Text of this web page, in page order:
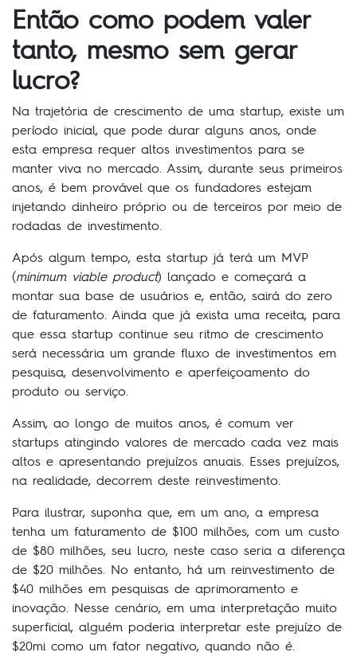
Então como podem valer
tanto, mesmo sem gerar
lucro?
Na trajetória de crescimento de uma startup, existe um
período inicial, que pode durar alguns anos, onde
esta empresa requer altos investimentos para se
manter viva no mercado. Assim, durante seus primeiros
anos, é bem provável que os fundadores estejam
injetando dinheiro próprio ou de terceiros por meio de
rodadas de investimento.
Após algum tempo, esta startup já terá um MVP
(minimum viable product) lançado e começará a
montar sua base de usuários e, então, sairá do zero
de faturamento. Ainda que já exista uma receita, para
que essa startup continue seu ritmo de crescimento
será necessária um grande fluxo de investimentos em
pesquisa, desenvolvimento e aperfeiçoamento do
produto ou serviço.
Assim, ao longo de muitos anos, é comum ver
startups atingindo valores de mercado cada vez mais
altos e apresentando prejuízos anuais. Esses prejuízos,
na realidade, decorrem deste reinvestimento.
Para ilustrar, suponha que, em um ano, a empresa
tenha um faturamento de $100 milhões, com um custo
de $80 milhões, seu lucro, neste caso seria a diferença
de $20 milhões. No entanto, há um reinvestimento de
$40 milhões em pesquisas de aprimoramento e
inovação. Nesse cenário, em uma interpretação muito
superficial, alguém poderia interpretar este prejuízo de
$20mi como um fator negativo, quando não é.